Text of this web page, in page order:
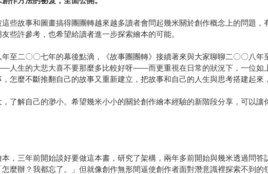
些故事和圖畫搞得團團轉越來越多讀者會問起幾米關於創作概念上的問題
些許參考，也希望給讀者進一步探索繪本的可能。
至二〇〇七年的幕後點滴，《故事團團轉》接續著來與大家聊聊二〇〇八
人生的大悲大喜不要那麼多比較好呀——而更重視在日常的狀況下，一位如
怎麼不斷推翻自己的故事又重新建立，把故事和自己的人生與思考搭建起來
了解自己的渺小。希望幾米小小的關於創作繪本經驗的新階段分享，可以
，三年前開始談好要做這本書，研究了架構，兩年多前開始與幾米透過問
麼辦？我都忘了。」但就像創作無形間逼使創作者面對潛意識裡探索不到